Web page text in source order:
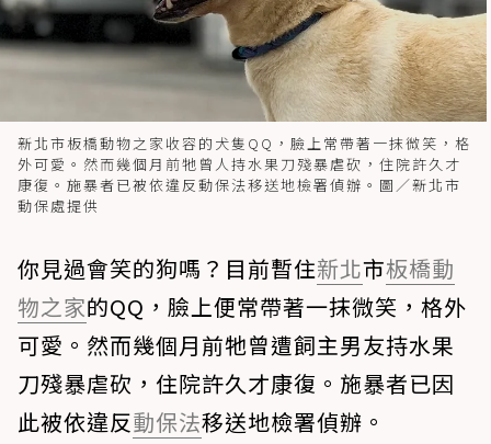
新北市板橋動物之家收容的犬隻QQ，臉上常帶著一抹微笑，格
外可愛。然而幾個月前牠曾人持水果刀殘暴虐砍，住院許久才
康復。施暴者已被依違反動保法移送地檢署偵辦。圖／新北市
動保處提供
你見過會笑的狗嗎？目前暫住新北市板橋動
物之家的QQ，臉上便常帶著一抹微笑，格外
可愛。然而幾個月前牠曾遭飼主男友持水果
刀殘暴虐砍，住院許久才康復。施暴者已因
此被依違反動保法移送地檢署偵辦。